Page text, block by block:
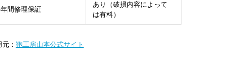
間修理保証
あり（破損内容によって
は有料）
： 鞄工房山本公式サイト